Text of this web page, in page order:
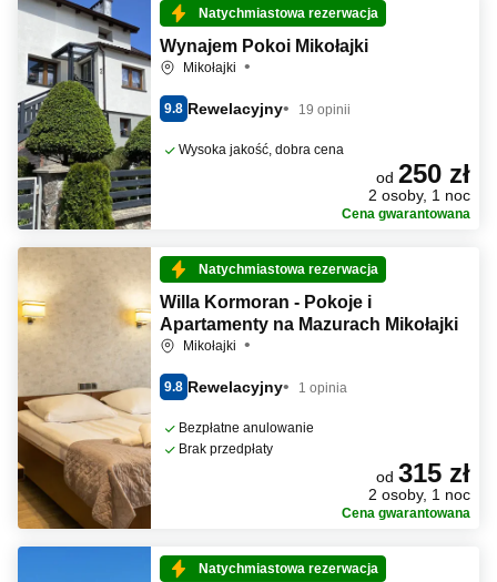
Natychmiastowa rezerwacja
Wynajem Pokoi Mikołajki
Mikołajki
9.8 Rewelacyjny 19 opinii
Wysoka jakość, dobra cena
od 250 zł
2 osoby, 1 noc
Cena gwarantowana
Natychmiastowa rezerwacja
Willa Kormoran - Pokoje i
Apartamenty na Mazurach Mikołajki
Mikołajki
9.8 Rewelacyjny 1 opinia
Bezpłatne anulowanie
Brak przedpłaty
od 315 zł
2 osoby, 1 noc
Cena gwarantowana
Natychmiastowa rezerwacja